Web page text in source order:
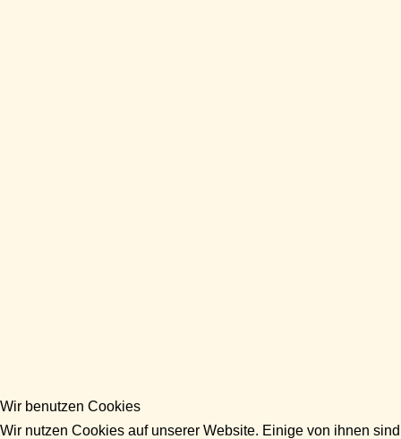
Wir benutzen Cookies
Wir nutzen Cookies auf unserer Website. Einige von ihnen sind